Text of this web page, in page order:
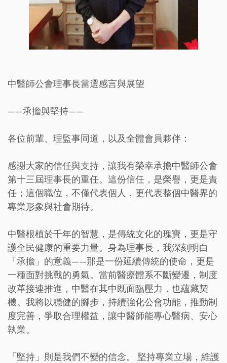
中醫師公會理事長當選感言與展望
——承擔與堅持——
各位前輩、理監事同道，以及全體會員夥伴：
感謝大家的信任與支持，讓我有榮幸承擔中醫師公會
第十三屆理事長的重任。這份信任，是榮譽，更是責
任；這個職位，不僅代表個人，更代表整個中醫界的
專業形象與社會期待。
中醫根植於千年的智慧，是傳統文化的瑰寶，更是守
護全民健康的重要力量。身為理事長，我深刻明白
「承擔」的意義——那是一份延續傳統的使命，更是
一種面對挑戰的勇氣。當前醫療體系不斷變遷，制度
改革接連推進，中醫在其中既面臨壓力，也蘊藏契
機。我將以穩健的腳步，持續強化公會功能，推動制
度完善，爭取合理權益，讓中醫師能專心醫病、安心
執業。
「堅持」則是我們不變的信念。 堅持專業立場，維護